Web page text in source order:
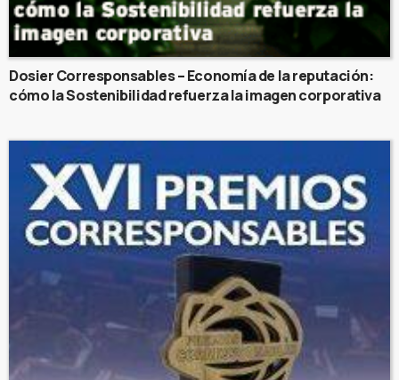
Dosier Corresponsables – Economía de la reputación:
cómo la Sostenibilidad refuerza la imagen corporativa